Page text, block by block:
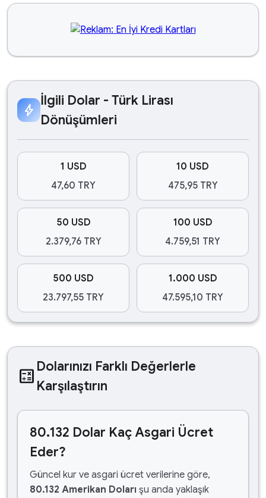
bolt
İlgili Dolar - Türk Lirası
Dönüşümleri
1 USD
47,60 TRY
10 USD
475,95 TRY
50 USD
2.379,76 TRY
100 USD
4.759,51 TRY
500 USD
23.797,55 TRY
1.000 USD
47.595,10 TRY
calculate Dolarınızı Farklı Değerlerle
Karşılaştırın
80.132 Dolar Kaç Asgari Ücret
Eder?
Güncel kur ve asgari ücret verilerine göre,
80.132 Amerikan Doları şu anda yaklaşık